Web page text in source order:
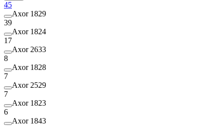
45
Axor 1829
39
Axor 1824
17
Axor 2633
8
Axor 1828
7
Axor 2529
7
Axor 1823
6
Axor 1843